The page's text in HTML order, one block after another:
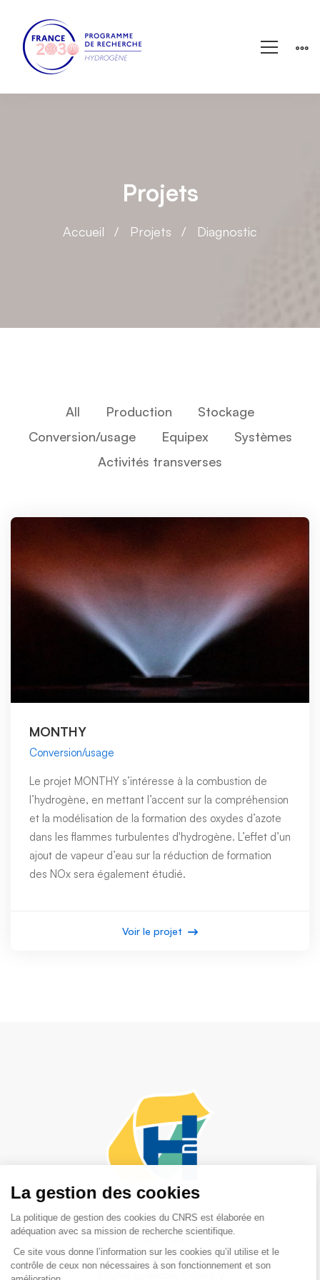
Projets
Accueil Projets Diagnostic
All Production
Stockage
Conversion/usage
Equipex
Systèmes
Activités transverses
MONTHY
Conversion/usage
Le projet MONTHY s’intéresse à la combustion de
l’hydrogène, en mettant l’accent sur la compréhension
et la modélisation de la formation des oxydes d’azote
dans les flammes turbulentes d'hydrogène. L’effet d’un
ajout de vapeur d’eau sur la réduction de formation
des NOx sera également étudié.
Voir le projet
Adresse postale :
PEPR-H2,
17 rue des Martyrs